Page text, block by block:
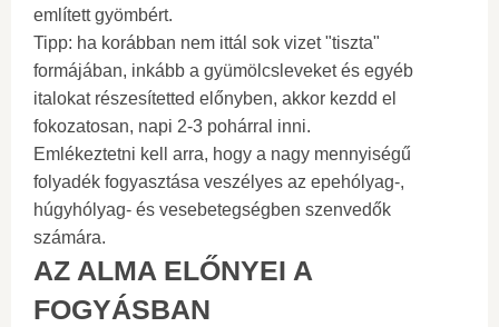
említett gyömbért.
Tipp: ha korábban nem ittál sok vizet "tiszta"
formájában, inkább a gyümölcsleveket és egyéb
italokat részesítetted előnyben, akkor kezdd el
fokozatosan, napi 2-3 pohárral inni.
Emlékeztetni kell arra, hogy a nagy mennyiségű
folyadék fogyasztása veszélyes az epehólyag-,
húgyhólyag- és vesebetegségben szenvedők
számára.
AZ ALMA ELŐNYEI A
FOGYÁSBAN